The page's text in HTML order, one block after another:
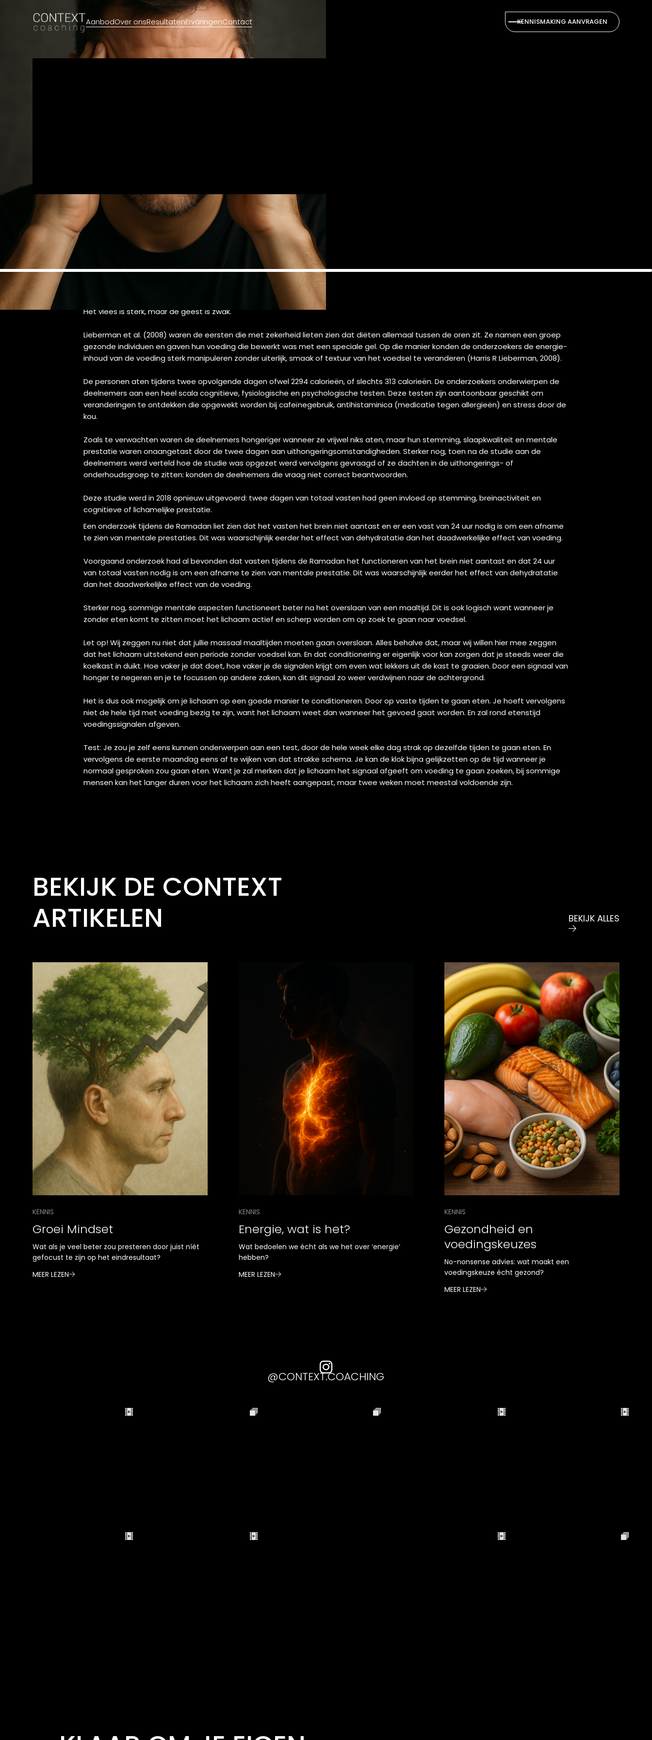
AanbodOver onsResultatenErvaringenContact KENNISMAKING AANVRAGEN
Het vlees is sterk, maar de geest is zwak.
Lieberman et al. (2008) waren de eersten die met zekerheid lieten zien dat diëten allemaal tussen de oren zit. Ze namen een groep
gezonde individuen en gaven hun voeding die bewerkt was met een speciale gel. Op die manier konden de onderzoekers de energie-
inhoud van de voeding sterk manipuleren zonder uiterlijk, smaak of textuur van het voedsel te veranderen (Harris R Lieberman, 2008).
De personen aten tijdens twee opvolgende dagen ofwel 2294 calorieën, of slechts 313 calorieën. De onderzoekers onderwierpen de
deelnemers aan een heel scala cognitieve, fysiologische en psychologische testen. Deze testen zijn aantoonbaar geschikt om
veranderingen te ontdekken die opgewekt worden bij cafeïnegebruik, antihistaminica (medicatie tegen allergieën) en stress door de
kou.
Zoals te verwachten waren de deelnemers hongeriger wanneer ze vrijwel niks aten, maar hun stemming, slaapkwaliteit en mentale
prestatie waren onaangetast door de twee dagen aan uithongeringsomstandigheden. Sterker nog, toen na de studie aan de
deelnemers werd verteld hoe de studie was opgezet werd vervolgens gevraagd of ze dachten in de uithongerings- of
onderhoudsgroep te zitten: konden de deelnemers die vraag niet correct beantwoorden.
Deze studie werd in 2018 opnieuw uitgevoerd: twee dagen van totaal vasten had geen invloed op stemming, breinactiviteit en
cognitieve of lichamelijke prestatie.
Een onderzoek tijdens de Ramadan liet zien dat het vasten het brein niet aantast en er een vast van 24 uur nodig is om een afname
te zien van mentale prestaties. Dit was waarschijnlijk eerder het effect van dehydratatie dan het daadwerkelijke effect van voeding.
Voorgaand onderzoek had al bevonden dat vasten tijdens de Ramadan het functioneren van het brein niet aantast en dat 24 uur
van totaal vasten nodig is om een afname te zien van mentale prestatie. Dit was waarschijnlijk eerder het effect van dehydratatie
dan het daadwerkelijke effect van de voeding.
Sterker nog, sommige mentale aspecten functioneert beter na het overslaan van een maaltijd. Dit is ook logisch want wanneer je
zonder eten komt te zitten moet het lichaam actief en scherp worden om op zoek te gaan naar voedsel.
Let op! Wij zeggen nu niet dat jullie massaal maaltijden moeten gaan overslaan. Alles behalve dat, maar wij willen hier mee zeggen
dat het lichaam uitstekend een periode zonder voedsel kan. En dat conditionering er eigenlijk voor kan zorgen dat je steeds weer die
koelkast in duikt. Hoe vaker je dat doet, hoe vaker je de signalen krijgt om even wat lekkers uit de kast te graaien. Door een signaal van
honger te negeren en je te focussen op andere zaken, kan dit signaal zo weer verdwijnen naar de achtergrond.
Het is dus ook mogelijk om je lichaam op een goede manier te conditioneren. Door op vaste tijden te gaan eten. Je hoeft vervolgens
niet de hele tijd met voeding bezig te zijn, want het lichaam weet dan wanneer het gevoed gaat worden. En zal rond etenstijd
voedingssignalen afgeven.
Test: Je zou je zelf eens kunnen onderwerpen aan een test, door de hele week elke dag strak op dezelfde tijden te gaan eten. En
vervolgens de eerste maandag eens af te wijken van dat strakke schema. Je kan de klok bijna gelijkzetten op de tijd wanneer je
normaal gesproken zou gaan eten. Want je zal merken dat je lichaam het signaal afgeeft om voeding te gaan zoeken, bij sommige
mensen kan het langer duren voor het lichaam zich heeft aangepast, maar twee weken moet meestal voldoende zijn.
BEKIJK DE CONTEXT
ARTIKELEN
BEKIJK ALLES

KENNIS
Groei Mindset
Wat als je veel beter zou presteren door juist níét
gefocust te zijn op het eindresultaat?
MEER LEZEN
KENNIS
Energie, wat is het?
Wat bedoelen we écht als we het over ‘energie’
hebben?
MEER LEZEN
KENNIS
Gezondheid en
voedingskeuzes
No-nonsense advies: wat maakt een
voedingskeuze écht gezond?
MEER LEZEN

@CONTEXT.COACHING